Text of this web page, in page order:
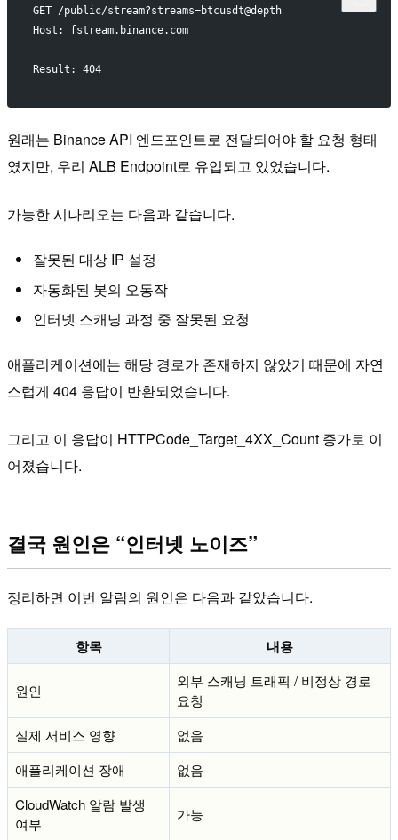
GET /public/stream?streams=btcusdt@depth
Host: fstream.binance.com
Result: 404
원래는 Binance API 엔드포인트로 전달되어야 할 요청 형태
였지만, 우리 ALB Endpoint로 유입되고 있었습니다.
가능한 시나리오는 다음과 같습니다.
잘못된 대상 IP 설정
자동화된 봇의 오동작
인터넷 스캐닝 과정 중 잘못된 요청
애플리케이션에는 해당 경로가 존재하지 않았기 때문에 자연
스럽게 404 응답이 반환되었습니다.
그리고 이 응답이 HTTPCode_Target_4XX_Count 증가로 이
어졌습니다.
결국 원인은 “인터넷 노이즈”
정리하면 이번 알람의 원인은 다음과 같았습니다.
항목 내용
원인
외부 스캐닝 트래픽 / 비정상 경로
요청
실제 서비스 영향
없음
애플리케이션 장애
없음
CloudWatch 알람 발생
여부
가능